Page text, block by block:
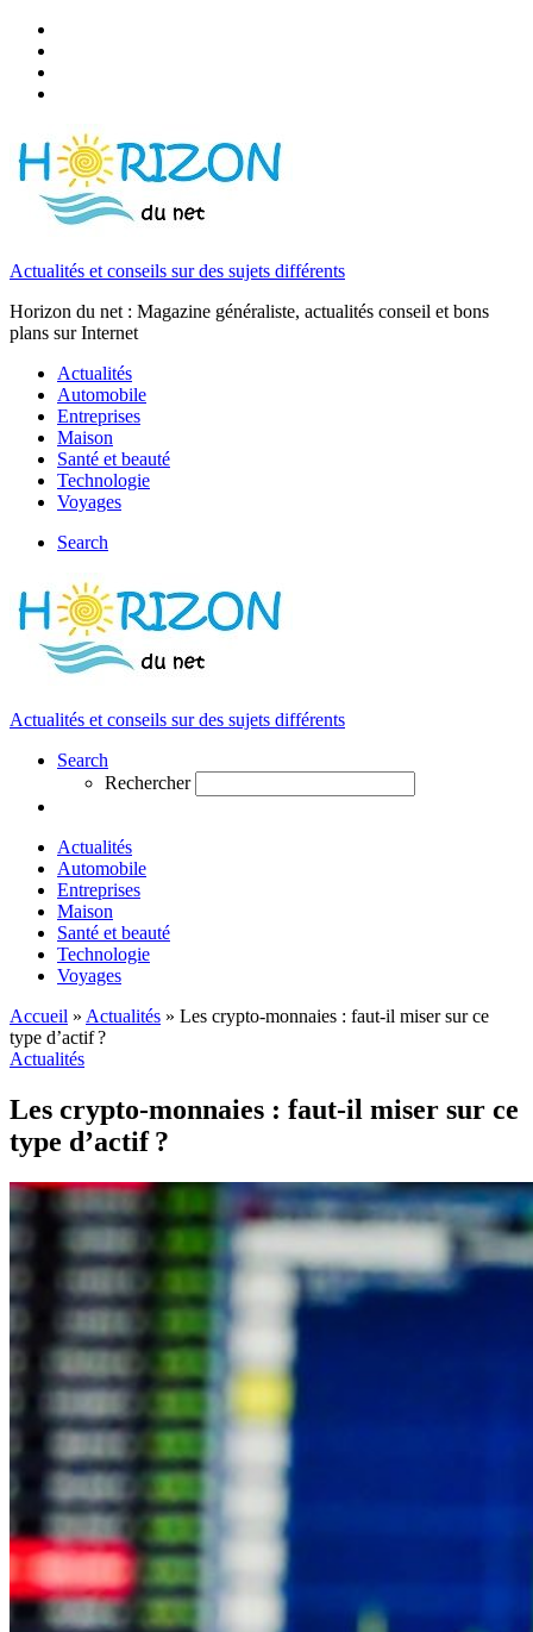
Actualités et conseils sur des sujets différents
Horizon du net : Magazine généraliste, actualités conseil et bons
plans sur Internet
Actualités
Automobile
Entreprises
Maison
Santé et beauté
Technologie
Voyages
Search
Actualités et conseils sur des sujets différents
Search
Rechercher
Actualités
Automobile
Entreprises
Maison
Santé et beauté
Technologie
Voyages
Accueil » Actualités » Les crypto-monnaies : faut-il miser sur ce
type d’actif ?
Actualités
Les crypto-monnaies : faut-il miser sur ce
type d’actif ?